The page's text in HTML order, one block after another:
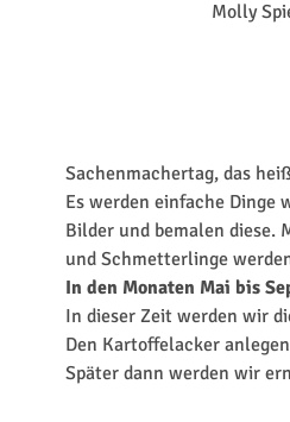
Molly
Sachenmachertag, das
Es werden einfache Dinge
Bilder und bemalen diese.
und Schmetterlinge
In den Monaten Mai bis
In dieser Zeit werden wir
Den Kartoffelacker
Später dann werden wir